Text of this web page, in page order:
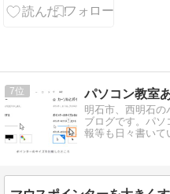
完ぺきだった
7
明石市、西明石の
ブログです。パ
報等も日々書いて